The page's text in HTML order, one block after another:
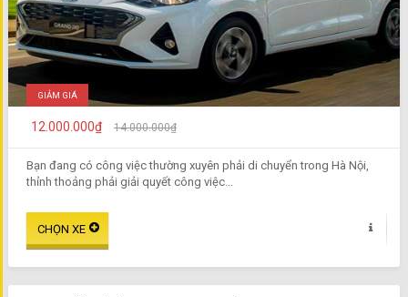
GIẢM GIÁ
12.000.000₫ 14.000.000₫
Bạn đang có công việc thường xuyên phải di chuyển trong Hà Nội,
thỉnh thoảng phải giải quyết công việc...